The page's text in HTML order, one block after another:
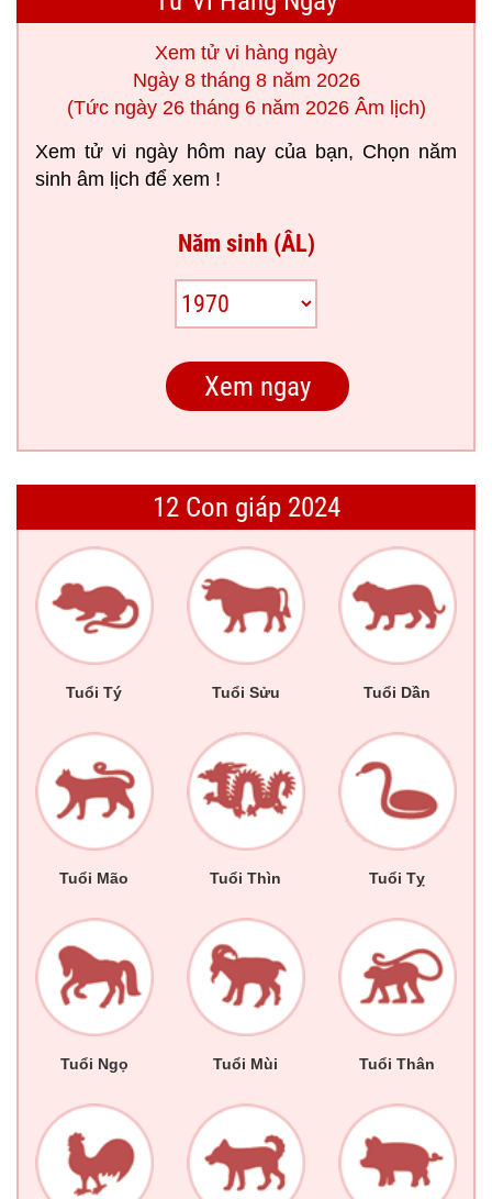
Xem tử vi hàng ngày
Ngày 8 tháng 8 năm 2026
(Tức ngày 26 tháng 6 năm 2026 Âm lịch)
Xem tử vi ngày hôm nay của bạn, Chọn năm
sinh âm lịch để xem !
Năm sinh (ÂL)
12 Con giáp 2024
Tuổi Tý Tuổi Sửu Tuổi Dần
Tuổi Mão Tuổi Thìn Tuổi Tỵ
Tuổi Ngọ Tuổi Mùi Tuổi Thân